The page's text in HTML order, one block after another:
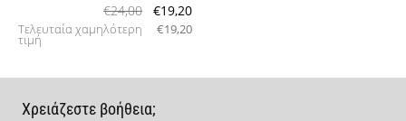
€24,00
€19,20
Τελευταία χαμηλότερη
τιμή
€19,20
Χρειάζεστε βοήθεια;